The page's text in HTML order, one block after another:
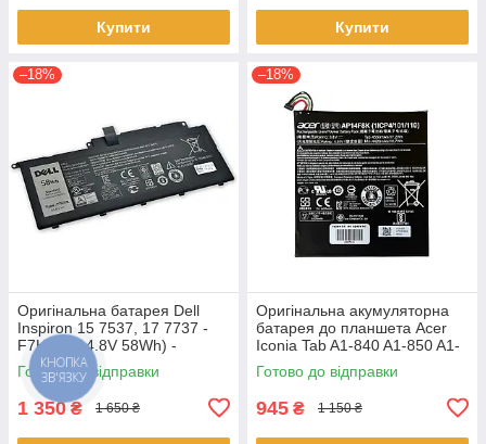
Купити Купити
–18%
Оригінальна батарея Dell
Inspiron 15 7537, 17 7737 -
F7HVR (14.8V 58Wh) -
Акумулятор, АКБ
Готово до відправки
1 350₴ 1 650 ₴
–18%
Оригінальна акумуляторна
батарея до планшета Acer
Iconia Tab A1-840 A1-850 A1-
860 One 8 B1-810 B1-820 B1-
830 - AP14F8K
Готово до відправки
945 ₴ 1 150 ₴
КНОПКА
ЗВ'ЯЗКУ